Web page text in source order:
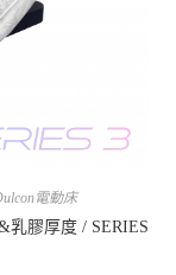
電動床
乳膠厚度 / SERIES